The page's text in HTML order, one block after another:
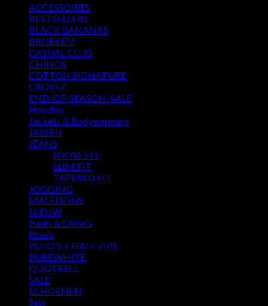
ACCESSOIRES
BESTSELLERS
BLACK BANANAS
BROEKEN
CASUAL CLUB
CHINOS
COTTON SIGNATURE
CROYEZ
END-OF-SEASON-SALE
Hoodies
Jackets & Bodywarmers
JASSEN
JEANS
LOOSE FIT
SLIM FIT
TAPERED FIT
JOGGING
MALELIONS
NIEUW
Pants & Chino's
Polo's
POLO'S + HALF ZIPS
PUREWHITE
QUOTRELL
SALE
SCHOENEN
Sets